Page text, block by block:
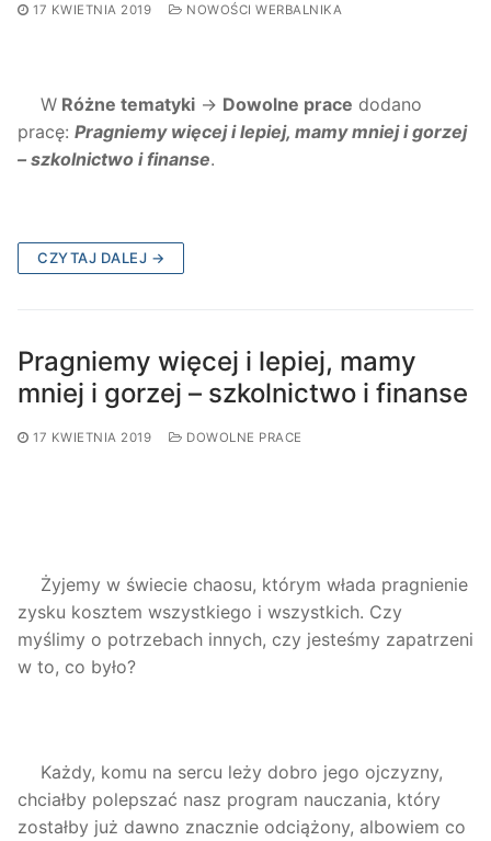
17 KWIETNIA 2019 NOWOŚCI WERBALNIKA
WRóżne tematyki→ Dowolne prace dodano
pracę: Pragniemy więcej i lepiej, mamy mniej i gorzej
– szkolnictwo i finanse.
CZYTAJ DALEJ →
Pragniemy więcej i lepiej, mamy
mniej i gorzej – szkolnictwo i finanse
17 KWIETNIA 2019 DOWOLNE PRACE
Żyjemy w świecie chaosu, którym włada pragnienie
zysku kosztem wszystkiego i wszystkich. Czy
myślimy o potrzebach innych, czy jesteśmy zapatrzeni
w to, co było?
Każdy, komu na sercu leży dobro jego ojczyzny,
chciałby polepszać nasz program nauczania, który
zostałby już dawno znacznie odciążony, albowiem co